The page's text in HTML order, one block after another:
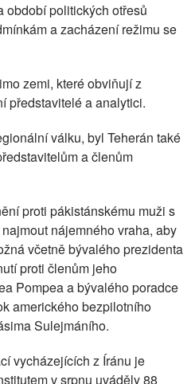
období politických otřesů
a zacházení režimu se
zemi, které obviňují z
představitelé a analytici.
válku, byl Teherán také
a členům
proti pákistánskému muži s
nájemného vraha, aby
včetně bývalého prezidenta
proti členům jeho
Pompea a bývalého poradce
amerického bezpilotního
Sulejmáního.
vycházejících z Íránu je
v srpnu uváděly 88